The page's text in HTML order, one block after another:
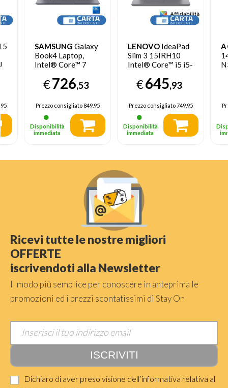
SAMSUNG Galaxy
Book4 Laptop,
Intel® Core™ 7
512GB SSD, 15.6",
Windows 11 Home,
Moonstone Gray
€726,53
Prezzo consigliato849.95
Disponibilità
immediata
LENOVO IdeaPad
Slim 3 15IRH10
Intel® Core™ i5 i5-
portatile 38,9 cm
(15.3") WUXGA 16
GB DDR5-SDRAM
512 GB SSD Wi-Fi
6 (802.11ax)
Windows 11 Home
Italiano Grigio
€645,93
Prezzo consigliato749.95
Disponibilità
immediata
6
Ricevi tutte le nostre migliori
OFFERTE
iscrivendoti alla Newsletter
Il modo più semplice per conoscere in anteprima le
promozioni ed i prezzi scontatissimi di Stay On
Dichiaro di aver preso visione dell’informativa relativa al